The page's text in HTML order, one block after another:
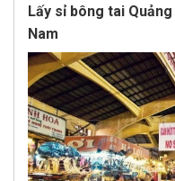
Lấy sỉ bông tai
Nam